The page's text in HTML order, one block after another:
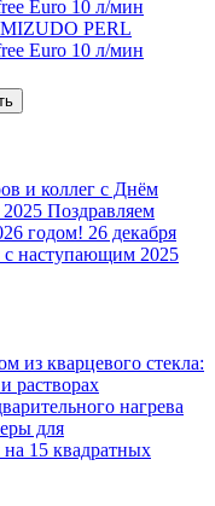
MIZUDO PERL
Euro 10 л/мин
и коллег с Днём
2025 Поздравляем
годом! 26 декабря
с наступающим 2025
из кварцевого стекла:
растворах
нагрева
для
15 квадратных